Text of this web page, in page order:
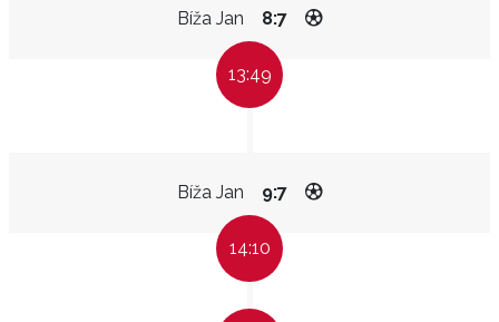
Bíža Jan 8:7
13:49
Bíža Jan 9:7
14:10